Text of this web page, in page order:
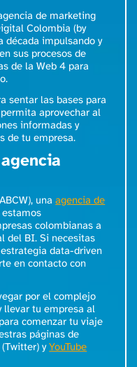
de marketing
Colombia (by
década impulsando y
sus procesos de
de la Web 4 para
sentar las bases para
aprovechar al
informadas y
de tu empresa.
unaagencia de
estamos
colombianas a
del BI. Si necesitas
data-driven
en contacto con
por el complejo
llevar tu empresa al
comenzar tu viaje
páginas de
(Twitter) yYouTube